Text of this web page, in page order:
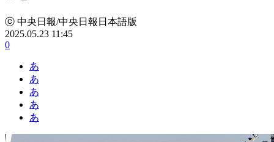
ⓒ 中央日報/中央日報日本語版
2025.05.23 11:45
0
あ
あ
あ
あ
あ